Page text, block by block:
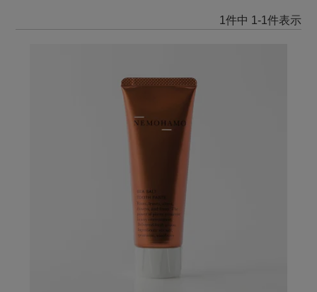
1 件中 1 -1 件表示